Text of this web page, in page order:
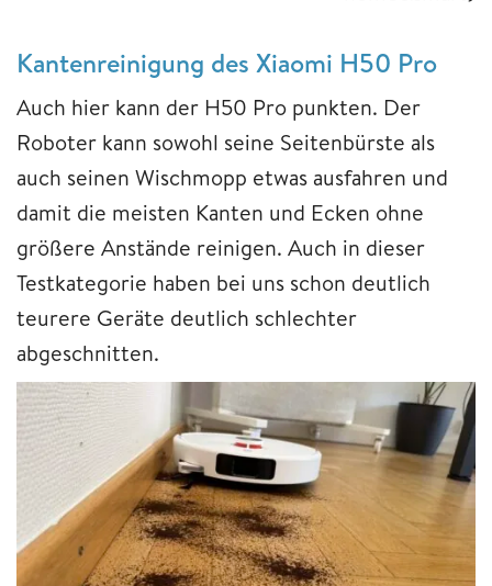
Kantenreinigung des Xiaomi H50 Pro
Auch hier kann der H50 Pro punkten. Der
Roboter kann sowohl seine Seitenbürste als
auch seinen Wischmopp etwas ausfahren und
damit die meisten Kanten und Ecken ohne
größere Anstände reinigen. Auch in dieser
Testkategorie haben bei uns schon deutlich
teurere Geräte deutlich schlechter
abgeschnitten.